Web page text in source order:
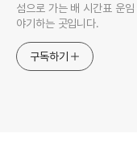
섬으로 가는 배 시간표 운
야기하는 곳입니다.
구독하기